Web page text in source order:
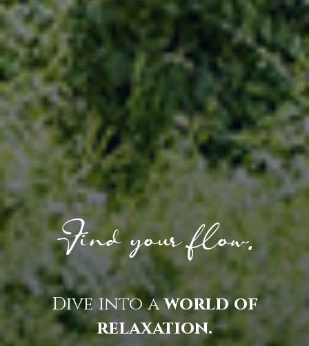
Find your flow.
Dive into aworld of
relaxation.